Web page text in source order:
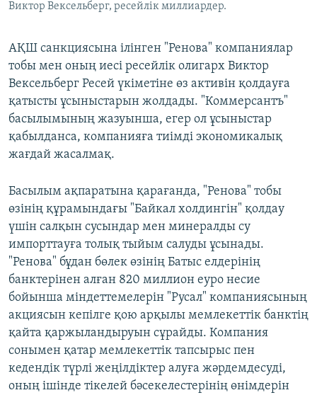
Виктор Вексельберг, ресейлік миллиардер.
АҚШ санкциясына ілінген "Ренова" компаниялар
тобы мен оның иесі ресейлік олигарх Виктор
Вексельберг Ресей үкіметіне өз активін қолдауға
қатысты ұсыныстарын жолдады. "Коммерсантъ"
басылымының жазуынша, егер ол ұсыныстар
қабылданса, компанияға тиімді экономикалық
жағдай жасалмақ.
Басылым ақпаратына қарағанда, "Ренова" тобы
өзінің құрамындағы "Байкал холдингін" қолдау
үшін салқын сусындар мен минералды су
импорттауға толық тыйым салуды ұсынады.
"Ренова" бұдан бөлек өзінің Батыс елдерінің
банктерінен алған 820 миллион еуро несие
бойынша міндеттемелерін "Русал" компаниясының
акциясын кепілге қою арқылы мемлекеттік банктің
қайта қаржыландыруын сұрайды. Компания
сонымен қатар мемлекеттік тапсырыс пен
кедендік түрлі жеңілдіктер алуға жәрдемдесуді,
оның ішінде тікелей бәсекелестерінің өнімдерін